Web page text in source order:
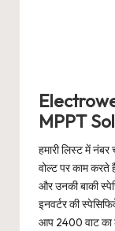
MPPT
हमारी लिस्ट में
वोल्ट पर काम करते
और उनकी बाकी
इनवर्टर की
आप 2400 वाट का